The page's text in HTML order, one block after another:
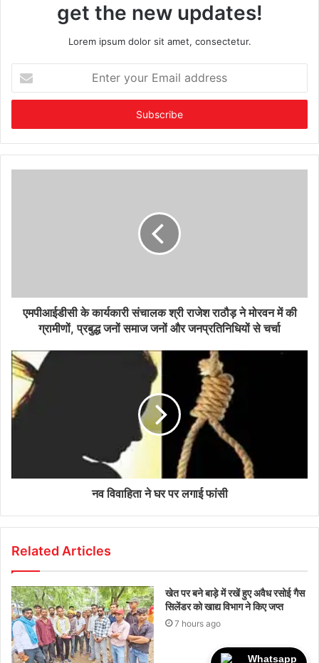
get the new updates!
Lorem ipsum dolor sit amet, consectetur.
your
Email
एमपीआईडीसी के कार्यकारी संचालक श्री राजेश राठौड़ ने मोरवन में की
ग्रामीणों, प्रबुद्ध जनों समाज जनों और जनप्रतिनिधियों से चर्चा
नव विवाहिता ने घर पर लगाई फांसी
Related Articles
खेत पर बने बाड़े में रखें हुए अवैध रसोई गैस
सिलेंडर को खाद्य विभाग ने किए जप्त
7 hours ago
Whatsapp